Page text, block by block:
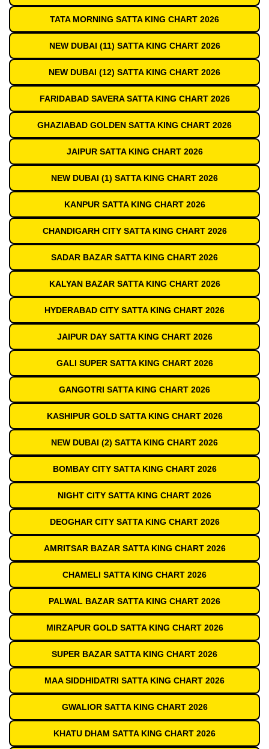
TATA MORNING SATTA KING CHART 2026
NEW DUBAI (11) SATTA KING CHART 2026
NEW DUBAI (12) SATTA KING CHART 2026
FARIDABAD SAVERA SATTA KING CHART 2026
GHAZIABAD GOLDEN SATTA KING CHART 2026
JAIPUR SATTA KING CHART 2026
NEW DUBAI (1) SATTA KING CHART 2026
KANPUR SATTA KING CHART 2026
CHANDIGARH CITY SATTA KING CHART 2026
SADAR BAZAR SATTA KING CHART 2026
KALYAN BAZAR SATTA KING CHART 2026
HYDERABAD CITY SATTA KING CHART 2026
JAIPUR DAY SATTA KING CHART 2026
GALI SUPER SATTA KING CHART 2026
GANGOTRI SATTA KING CHART 2026
KASHIPUR GOLD SATTA KING CHART 2026
NEW DUBAI (2) SATTA KING CHART 2026
BOMBAY CITY SATTA KING CHART 2026
NIGHT CITY SATTA KING CHART 2026
DEOGHAR CITY SATTA KING CHART 2026
AMRITSAR BAZAR SATTA KING CHART 2026
CHAMELI SATTA KING CHART 2026
PALWAL BAZAR SATTA KING CHART 2026
MIRZAPUR GOLD SATTA KING CHART 2026
SUPER BAZAR SATTA KING CHART 2026
MAA SIDDHIDATRI SATTA KING CHART 2026
GWALIOR SATTA KING CHART 2026
KHATU DHAM SATTA KING CHART 2026